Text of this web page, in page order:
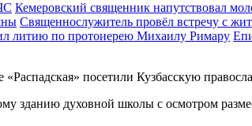
Кемеровский священник напутствовал
Священнослужитель провёл встречу с
посетили Кузбасскую
зданию духовной школы с осмотром